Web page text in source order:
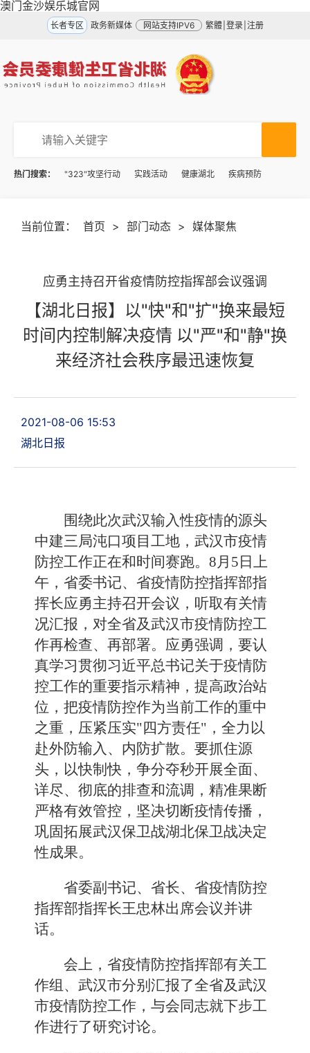
澳门金沙娱乐城官网
长者专区 政务新媒体 网站支持IPV6 繁體 登录 注册
热门搜索： "323"攻坚行动 实践活动 健康湖北 疾病预防
当前位置： 首页 > 部门动态 > 媒体聚焦
应勇主持召开省疫情防控指挥部会议强调
【湖北日报】以"快"和"扩"换来最短
时间内控制解决疫情 以"严"和"静"换
来经济社会秩序最迅速恢复
2021-08-06 15:53
湖北日报
围绕此次武汉输入性疫情的源头
中建三局沌口项目工地，武汉市疫情
防控工作正在和时间赛跑。8月5日上
午，省委书记、省疫情防控指挥部指
挥长应勇主持召开会议，听取有关情
况汇报，对全省及武汉市疫情防控工
作再检查、再部署。应勇强调，要认
真学习贯彻习近平总书记关于疫情防
控工作的重要指示精神，提高政治站
位，把疫情防控作为当前工作的重中
之重，压紧压实"四方责任"，全力以
赴外防输入、内防扩散。要抓住源
头，以快制快，争分夺秒开展全面、
详尽、彻底的排查和流调，精准果断
严格有效管控，坚决切断疫情传播，
巩固拓展武汉保卫战湖北保卫战决定
性成果。
省委副书记、省长、省疫情防控
指挥部指挥长王忠林出席会议并讲
话。
会上，省疫情防控指挥部有关工
作组、武汉市分别汇报了全省及武汉
市疫情防控工作，与会同志就下步工
作进行了研究讨论。